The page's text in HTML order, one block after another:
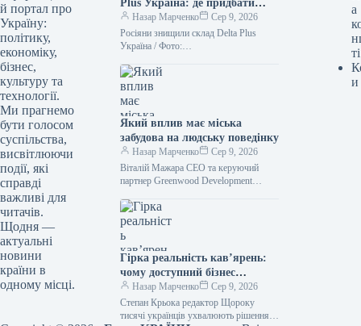
й портал про
Україну:
політику,
економіку,
бізнес,
культуру та
технології.
Ми прагнемо
бути голосом
суспільства,
висвітлюючи
події, які
справді
важливі для
читачів.
Щодня —
актуальні
новини
країни в
одному місці.
Plus Україна: де придбати
товари — ФОТО
Назар Марченко
Сер 9, 2026
Росіяни знищили склад Delta Plus
Україна / Фото:
Унаслідок обстрілу з боку Росії 5
серпня повністю зруйновано офіс та…
Який вплив має міська
забудова на людську поведінку
Назар Марченко
Сер 9, 2026
Віталій Мажара CEO та керуючий
партнер Greenwood Development
оцінюються за зовнішнім виглядом,
плануванням, інноваційними
технологіями та
Гірка реальність кав’ярень:
чому доступний бізнес
вичерпує фінанси
Назар Марченко
Сер 9, 2026
Степан Крьока редактор Щороку
тисячі українців ухвалюють рішення
а
ті
и